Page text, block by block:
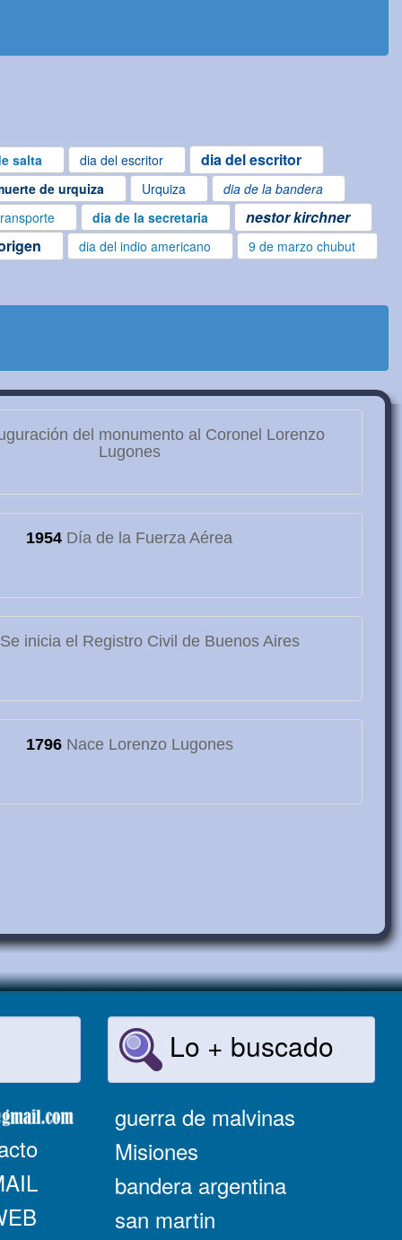
salta dia del escritor dia del escritor
de urquiza Urquiza
dia de la bandera
dia de la secretaria nestor kirchner
dia del indio americano
9 de marzo chubut
del monumento al Coronel Lorenzo
Lugones
1954 Día de la Fuerza Aérea
inicia el Registro Civil de Buenos Aires
1796Nace Lorenzo Lugones
Lo + buscado
guerra de malvinas
Misiones
bandera argentina
san martin